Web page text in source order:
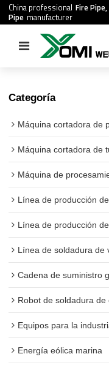
China professional Fire
Pipe manufacturer
todos /
Categoría
Máquina cortadora de
Máquina cortadora de
Máquina de
Línea de producción
Línea de producción
Línea de soldadura de
Cadena de suministro
Robot de soldadura
Equipos para la
Energía eólica marina